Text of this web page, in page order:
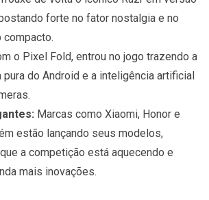
forte no fator nostalgia e no
o Pixel Fold, entrou no jogo trazendo a
do Android e a inteligência artificial
Marcas como Xiaomi, Honor e
estão lançando seus modelos,
a competição está aquecendo e
mais inovações.